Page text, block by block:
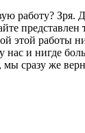
работу? Зря.
представлен
этой работы
у нас и нигде
мы сразу же